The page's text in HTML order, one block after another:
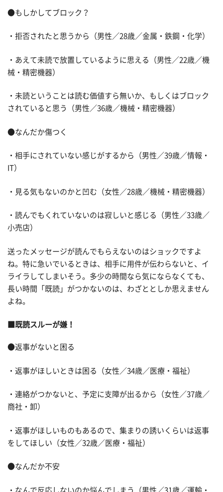
●もしかしてブロック？
・拒否されたと思うから（男性／28歳／金属・鉄鋼・化学）
・あえて未読で放置しているように思える（男性／22歳／機
械・精密機器）
・未読ということは読む価値すら無いか、もしくはブロック
されていると思う（男性／36歳／機械・精密機器）
●なんだか傷つく
・相手にされていない感じがするから（男性／39歳／情報・
IT）
・見る気もないのかと凹む（女性／28歳／機械・精密機器）
・読んでもくれていないのは寂しいと感じる（男性／33歳／
小売店）
送ったメッセージが読んでもらえないのはショックですよ
ね。特に急いでいるときは、相手に用件が伝わらないと、イ
ライラしてしまいそう。多少の時間なら気にならなくても、
長い時間「既読」がつかないのは、わざととしか思えません
よね。
■既読スルーが嫌！
●返事がないと困る
・返事がほしいときは困る（女性／34歳／医療・福祉）
・連絡がつかないと、予定に支障が出るから（女性／37歳／
商社・卸）
・返事がほしいものもあるので、集まりの誘いくらいは返事
をしてほしい（女性／32歳／医療・福祉）
●なんだか不安
・なんで反応しないのか悩んでしまう（男性／31歳／運輸・